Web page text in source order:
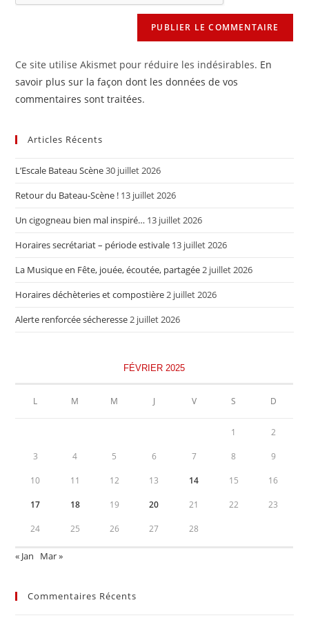
(facultatif)
Ce site utilise Akismet pour réduire les indésirables. En
savoir plus sur la façon dont les données de vos
commentaires sont traitées.
Articles Récents
L’Escale Bateau Scène30 juillet 2026
Retour du Bateau-Scène ! 13 juillet 2026
Un cigogneau bien mal inspiré… 13 juillet 2026
Horaires secrétariat – période estivale 13 juillet 2026
La Musique en Fête, jouée, écoutée, partagée2 juillet 2026
Horaires déchèteries et compostière2 juillet 2026
Alerte renforcée sécheresse2 juillet 2026
FÉVRIER 2025
L M M J V S D
1 2
3 4 5 6 7 8 9
10 11 12 13 14 15 16
17 18 19 20 21 22 23
24 25 26 27 28
« Jan Mar »
Commentaires Récents